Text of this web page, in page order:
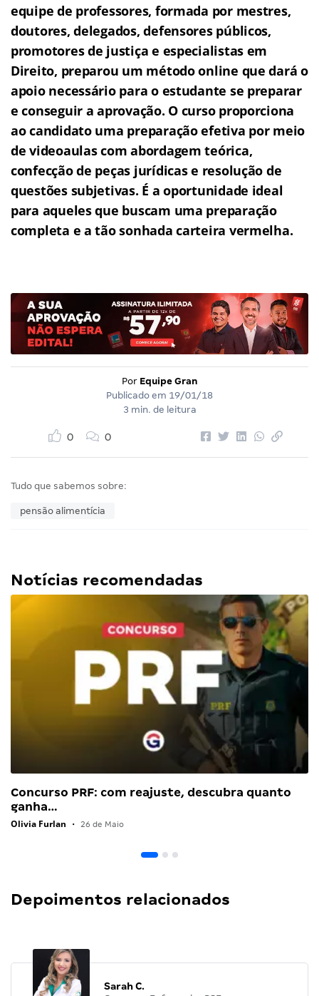
equipe de professores, formada por mestres,
doutores, delegados, defensores públicos,
promotores de justiça e especialistas em
Direito, preparou um método online que dará o
apoio necessário para o estudante se preparar
e conseguir a aprovação. O curso proporciona
ao candidato uma preparação efetiva por meio
de videoaulas com abordagem teórica,
confecção de peças jurídicas e resolução de
questões subjetivas. É a oportunidade ideal
para aqueles que buscam uma preparação
completa e a tão sonhada carteira vermelha.
Por Equipe Gran
Publicado em 19/01/18
3 min. de leitura
0 0
Tudo que sabemos sobre:
pensão alimentícia
Notícias recomendadas
Concurso PRF: com reajuste, descubra quanto
ganha…
Olivia Furlan • 26 de Maio
Depoimentos relacionados
Sarah C.